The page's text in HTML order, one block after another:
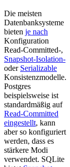
Die meisten
Datenbanksysteme
bieten je nach
Konfiguration
Read-Committed-,
Snapshot-Isolation-
oder Serializable
Konsistenzmodelle.
Postgres
beispielsweise ist
standardmäßig auf
Read-Committed
eingestellt, kann
aber so konfiguriert
werden, dass es
stärkere Modi
verwendet. SQLite